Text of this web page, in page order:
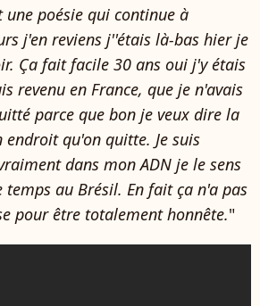
poésie qui continue à
j'en reviens j''étais là-bas hier je
Ça fait facile 30 ans oui j'y étais
revenu en France, que je n'avais
parce que bon je veux dire la
endroit qu'on quitte. Je suis
dans mon ADN je le sens
au Brésil. En fait ça n'a pas
pour être totalement honnête."